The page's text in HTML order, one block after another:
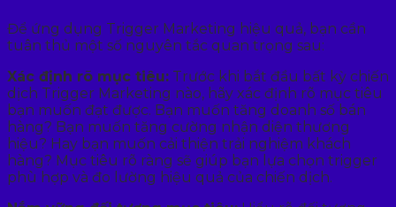
Để ứng dụng Trigger Marketing hiệu quả, bạn cần
tuân thủ một số nguyên tắc quan trọng sau:
Xác định rõ mục tiêu: Trước khi bắt đầu bất kỳ chiến
dịch Trigger Marketing nào, hãy xác định rõ mục tiêu
bạn muốn đạt được. Bạn muốn tăng doanh số bán
hàng? Bạn muốn tăng cường nhận diện thương
hiệu? Hay bạn muốn cải thiện trải nghiệm khách
hàng? Mục tiêu rõ ràng sẽ giúp bạn lựa chọn trigger
phù hợp và đo lường hiệu quả của chiến dịch.